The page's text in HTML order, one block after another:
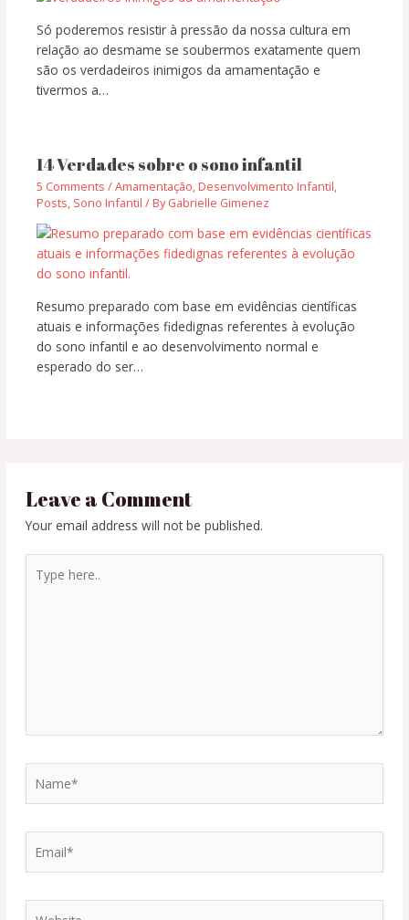
Só poderemos resistir à pressão da nossa cultura em
relação ao desmame se soubermos exatamente quem
são os verdadeiros inimigos da amamentação e
tivermos a…
14 Verdades sobre o sono infantil
5 Comments /Amamentação, Desenvolvimento Infantil,
Posts, Sono Infantil / ByGabrielle Gimenez
Resumo preparado com base em evidências científicas
atuais e informações fidedignas referentes à evolução
do sono infantil e ao desenvolvimento normal e
esperado do ser…
Leave a Comment
Your email address will not be published.